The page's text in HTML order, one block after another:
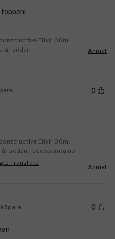
Elixir 30ml
år sedan
Anmäl
0
Elixir 30ml
sedan | cocopanda.no
Anmäl
0